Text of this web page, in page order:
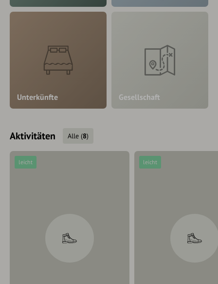
Unterkünfte Gesellschaft
Aktivitäten Alle (8)
leicht leicht